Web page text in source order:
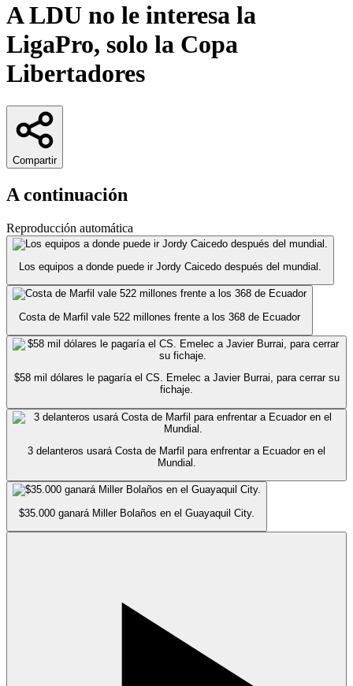
A LDU no le interesa la
LigaPro, solo la Copa
Libertadores
Compartir
A continuación
Reproducción automática
Los equipos a donde puede ir Jordy Caicedo después del mundial.
Costa de Marfil vale 522 millones frente a los 368 de Ecuador
$58 mil dólares le pagaría el CS. Emelec a Javier Burrai, para cerrar su
fichaje.
3 delanteros usará Costa de Marfil para enfrentar a Ecuador en el
Mundial.
$35.000 ganará Miller Bolaños en el Guayaquil City.